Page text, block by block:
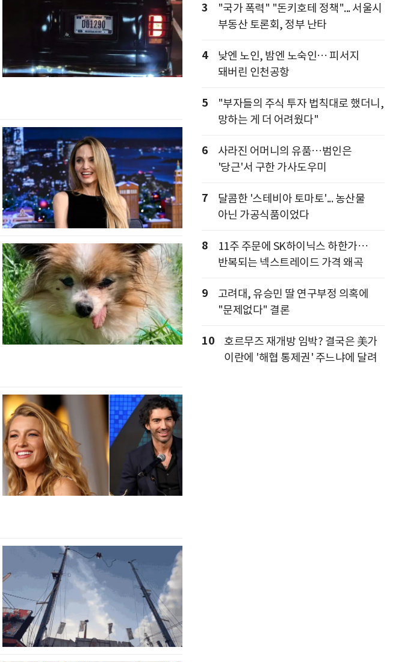
3
"국가 폭력" "돈키호테 정책"... 서울시
부동산 토론회, 정부 난타
4
낮엔 노인, 밤엔 노숙인… 피서지
돼버린 인천공항
5
"부자들의 주식 투자 법칙대로 했더니,
망하는 게 더 어려웠다"
6
사라진 어머니의 유품…범인은
'당근'서 구한 가사도우미
7
달콤한 '스테비아 토마토'... 농산물
아닌 가공식품이었다
8
11주 주문에 SK하이닉스 하한가…
반복되는 넥스트레이드 가격 왜곡
9
고려대, 유승민 딸 연구부정 의혹에
"문제없다" 결론
10
호르무즈 재개방 임박? 결국은 美가
이란에 '해협 통제권' 주느냐에 달려